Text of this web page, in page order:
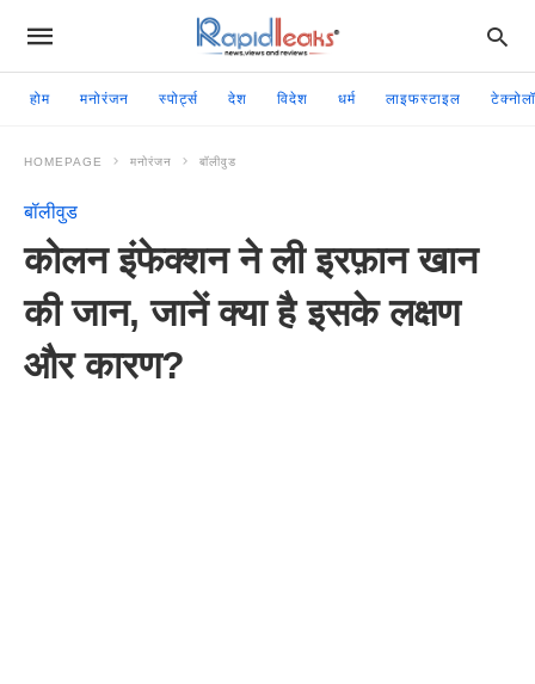
होम मनोरंजन स्पोर्ट्स देश विदेश धर्म लाइफस्टाइल
HOMEPAGE मनोरंजन बॉलीवुड
बॉलीवुड
कोलन इंफेक्शन ने ली इरफ़ान खान
की जान, जानें क्या है इसके लक्षण
और कारण?